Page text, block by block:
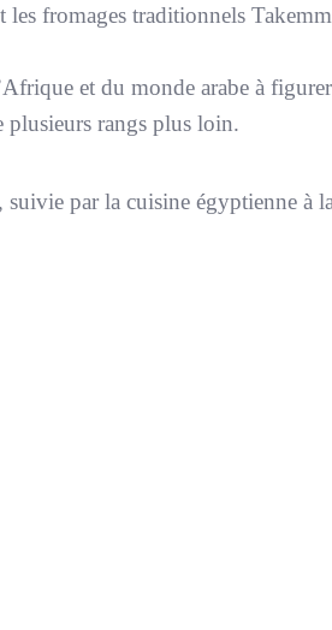
fromages traditionnels
et du monde arabe à
plusieurs rangs plus loin.
suivie par la cuisine égyptienne à